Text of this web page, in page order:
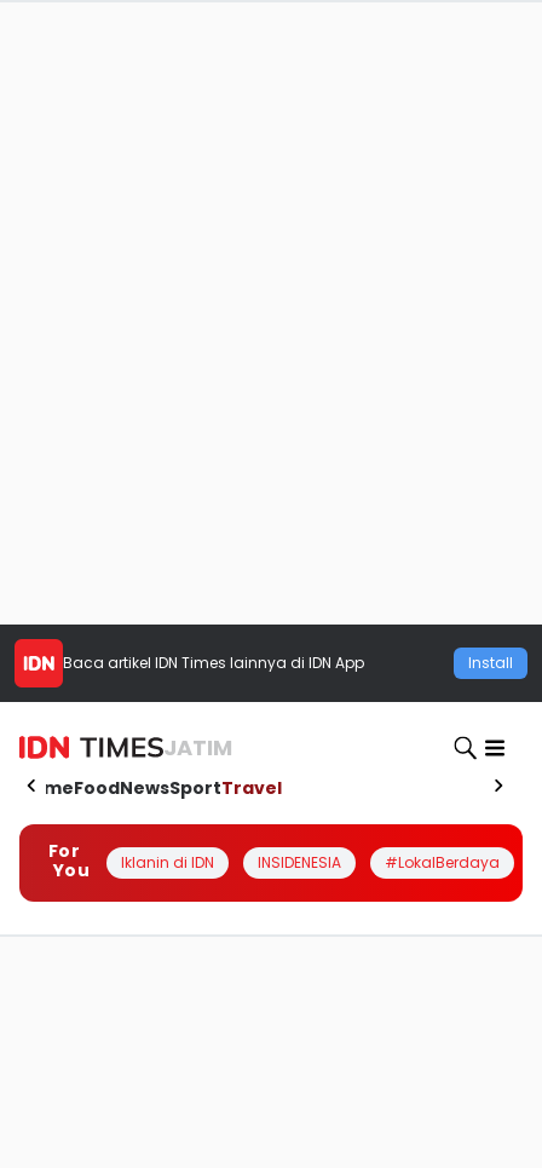
Baca artikel IDN Times lainnya di IDN App Install
JATIM
HomeFoodNewsSportTravel
For
You
Iklanin di IDN INSIDENESIA #LokalBerdaya